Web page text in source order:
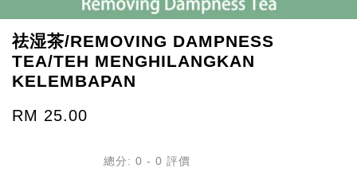
祛湿茶/REMOVING DAMPNESS
TEA/TEH MENGHILANGKAN
KELEMBAPAN
RM 25.00
總分: 0 - 0 評價